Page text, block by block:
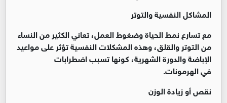
المشاكل النفسية والتوتر
مع تسارع نمط الحياة وضغوط العمل، تعاني الكثير من النساء
من التوتر والقلق، وهذه المشكلات النفسية تؤثر على مواعيد
الإباضة والدورة الشهرية، كونها تسبب اضطرابات
في الهرمونات.
نقص أو زيادة الوزن